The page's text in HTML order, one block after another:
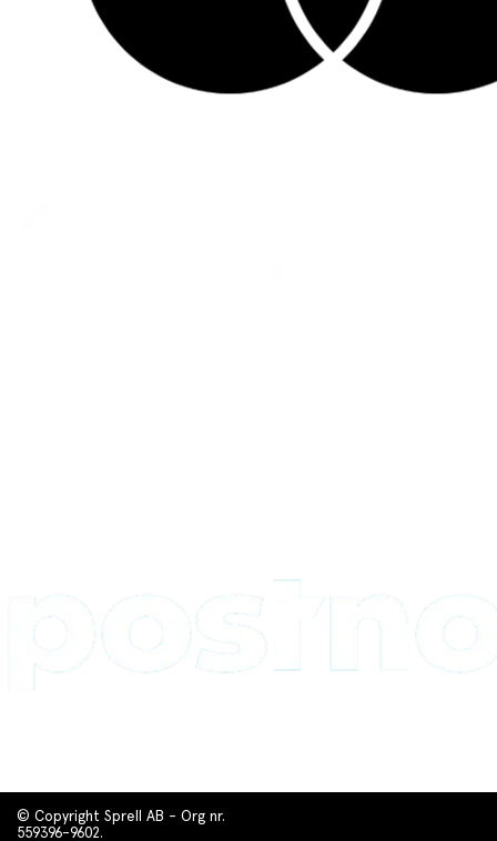
© Copyright Sprell AB - Org nr.
559396-9602.